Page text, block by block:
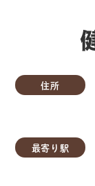
住所
最寄り駅